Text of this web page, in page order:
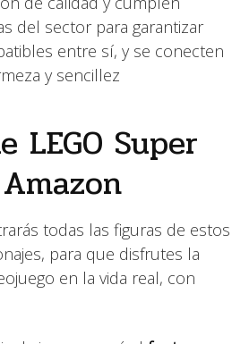
del sector para garantizar
entre sí, y se conecten
y sencillez
LEGO Super
todas las figuras de estos
para que disfrutes la
en la vida real, con